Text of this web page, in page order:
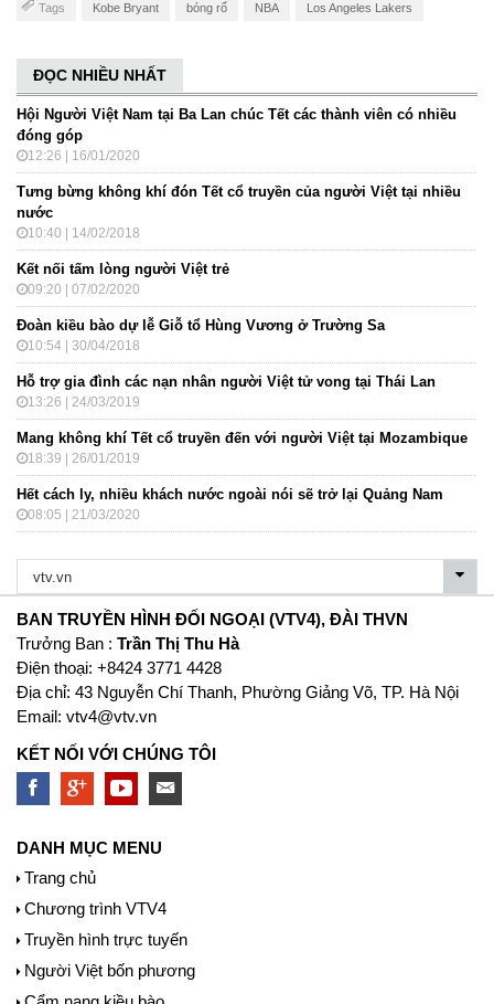
Tags Kobe Bryant bóng rổ NBA Los Angeles Lakers
ĐỌC NHIỀU NHẤT
Hội Người Việt Nam tại Ba Lan chúc Tết các thành viên có nhiều
đóng góp
12:26 | 16/01/2020
Tưng bừng không khí đón Tết cổ truyền của người Việt tại nhiều
nước
10:40 | 14/02/2018
Kết nối tấm lòng người Việt trẻ
09:20 | 07/02/2020
Đoàn kiều bào dự lễ Giỗ tổ Hùng Vương ở Trường Sa
10:54 | 30/04/2018
Hỗ trợ gia đình các nạn nhân người Việt tử vong tại Thái Lan
13:26 | 24/03/2019
Mang không khí Tết cổ truyền đến với người Việt tại Mozambique
18:39 | 26/01/2019
Hết cách ly, nhiều khách nước ngoài nói sẽ trở lại Quảng Nam
08:05 | 21/03/2020
BAN TRUYỀN HÌNH ĐỐI NGOẠI (VTV4), ĐÀI THVN
Trưởng Ban : Trần Thị Thu Hà
Ðiện thoại: +8424 3771 4428
Địa chỉ: 43 Nguyễn Chí Thanh, Phường Giảng Võ, TP. Hà Nội
Email: vtv4@vtv.vn
KẾT NỐI VỚI CHÚNG TÔI
DANH MỤC MENU
Trang chủ
Chương trình VTV4
Truyền hình trực tuyến
Người Việt bốn phương